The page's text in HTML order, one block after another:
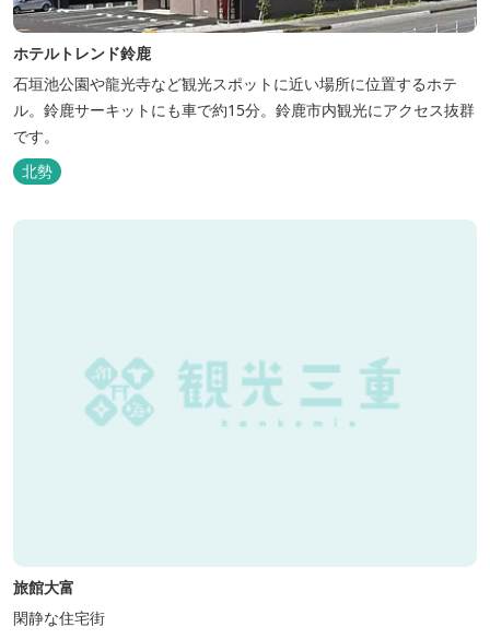
ホテルトレンド鈴鹿
石垣池公園や龍光寺など観光スポットに近い場所に位置するホテ
ル。鈴鹿サーキットにも車で約15分。鈴鹿市内観光にアクセス抜群
です。
北勢
旅館大富
閑静な住宅街